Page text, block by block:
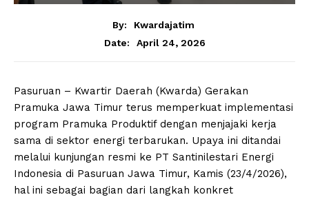
By:
Kwardajatim
Date:
April 24, 2026
Pasuruan – Kwartir Daerah (Kwarda) Gerakan
Pramuka Jawa Timur terus memperkuat implementasi
program Pramuka Produktif dengan menjajaki kerja
sama di sektor energi terbarukan. Upaya ini ditandai
melalui kunjungan resmi ke PT Santinilestari Energi
Indonesia di Pasuruan Jawa Timur, Kamis (23/4/2026),
hal ini sebagai bagian dari langkah konkret